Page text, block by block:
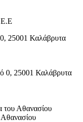
0, 25001 Καλάβρυτα
0, 25001 Καλάβρυτα
του Αθανασίου